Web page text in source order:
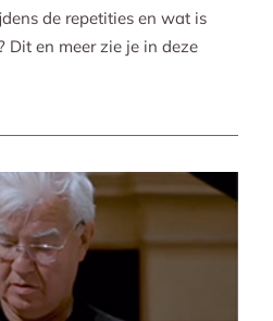
de repetities en wat is
Dit en meer zie je in deze